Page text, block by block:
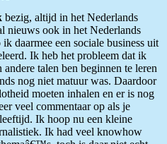
bezig, altijd in het Nederlands
nieuws ook in het Nederlands
daarmee een sociale business uit
Ik heb het probleem dat ik
talen ben beginnen te leren
nog niet matuur was. Daardoor
moeten inhalen en er is nog
veel commentaar op als je
Ik hoop nu een kleine
Ik had veel knowhow